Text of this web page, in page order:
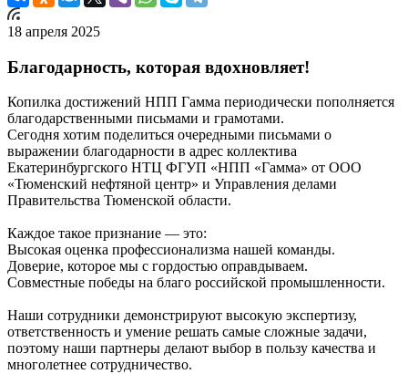
18 апреля 2025
Благодарность, которая вдохновляет!
Копилка достижений НПП Гамма периодически пополняется
благодарственными письмами и грамотами.
Сегодня хотим поделиться очередными письмами о
выражении благодарности в адрес коллектива
Екатеринбургского НТЦ ФГУП «НПП «Гамма» от ООО
«Тюменский нефтяной центр» и Управления делами
Правительства Тюменской области.
Каждое такое признание — это:
Высокая оценка профессионализма нашей команды.
Доверие, которое мы с гордостью оправдываем.
Cовместные победы на благо российской промышленности.
Наши сотрудники демонстрируют высокую экспертизу,
ответственность и умение решать самые сложные задачи,
поэтому наши партнеры делают выбор в пользу качества и
многолетнее сотрудничество.